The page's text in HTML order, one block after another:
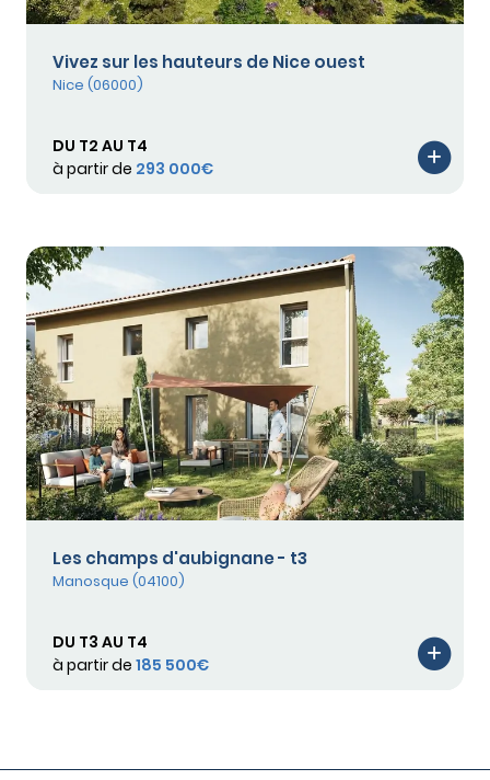
Vivez sur les hauteurs de Nice ouest
Nice (06000)
DU T2 AU T4
à partir de 293 000€
Les champs d'aubignane - t3
Manosque (04100)
DU T3 AU T4
à partir de 185 500€